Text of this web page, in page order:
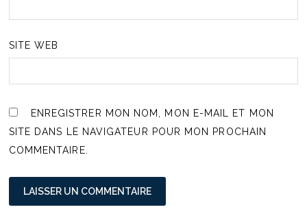
SITE WEB
ENREGISTRER MON NOM, MON E-MAIL ET MON
SITE DANS LE NAVIGATEUR POUR MON PROCHAIN
COMMENTAIRE.